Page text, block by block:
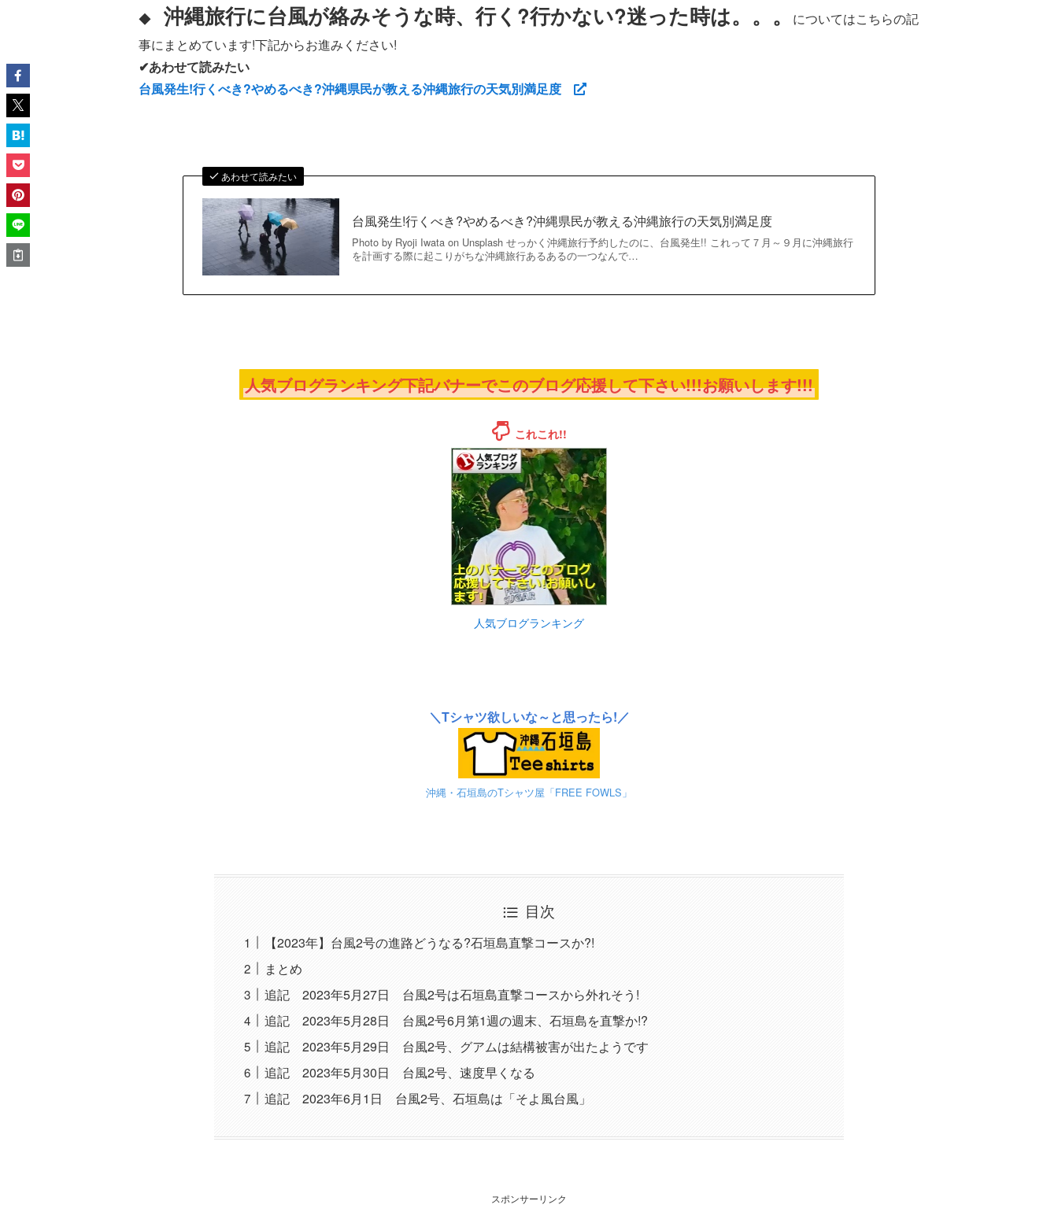
◆ 沖縄旅行に台風が絡みそうな時、行く?行かない?迷った時は。。。
についてはこちらの記
事にまとめています!下記からお進みください!
✔あわせて読みたい
台風発生!行くべき?やめるべき?沖縄県民が教える沖縄旅行の天気別満足度
あわせて読みたい
台風発生!行くべき?やめるべき?沖縄県民が教える沖縄旅行の天気別満足度
Photo by Ryoji Iwata on Unsplash せっかく沖縄旅行予約したのに、台風発生!! これって７月～９月に沖縄旅行
を計画する際に起こりがちな沖縄旅行あるあるの一つなんで…
人気ブログランキング下記バナーでこのブログ応援して下さい!!!お願いします!!!
これこれ!!
人気ブログランキング
＼Tシャツ欲しいな～と思ったら!／
沖縄・石垣島のTシャツ屋「FREE FOWLS」
目次
【2023年】台風2号の進路どうなる?石垣島直撃コースか?!
まとめ
追記 2023年5月27日 台風2号は石垣島直撃コースから外れそう!
追記 2023年5月28日 台風2号6月第1週の週末、石垣島を直撃か!?
追記 2023年5月29日 台風2号、グアムは結構被害が出たようです
追記 2023年5月30日 台風2号、速度早くなる
追記 2023年6月1日 台風2号、石垣島は「そよ風台風」
スポンサーリンク